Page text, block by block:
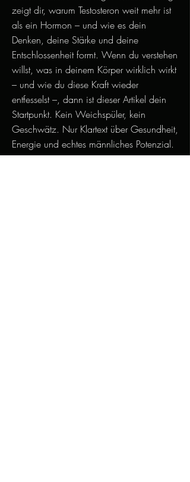
zeigt dir, warum Testosteron weit mehr ist
als ein Hormon – und wie es dein
Denken, deine Stärke und deine
Entschlossenheit formt. Wenn du verstehen
willst, was in deinem Körper wirklich wirkt
– und wie du diese Kraft wieder
entfesselst –, dann ist dieser Artikel dein
Startpunkt. Kein Weichspüler, kein
Geschwätz. Nur Klartext über Gesundheit,
Energie und echtes männliches Potenzial.